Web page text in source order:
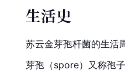
生活史
苏云金芽孢杆菌的生活
芽孢（spore）又称孢